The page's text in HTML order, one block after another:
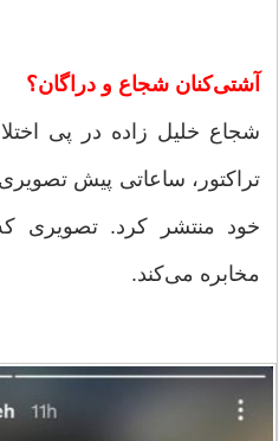
آشتی‌کنان شجاع و دراگان؟
شجاع خلیل زاده در پی
تراکتور، ساعاتی پیش
خود منتشر کرد. تصویری
مخابره می‌کند.